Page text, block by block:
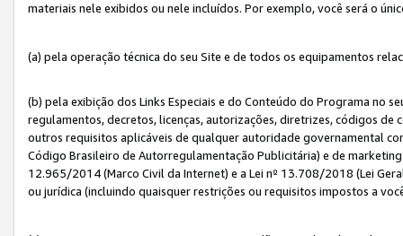
materiais nele exibidos ou nele incluídos. Por exemplo, você será o
(a) pela operação técnica do seu Site e de todos os equipamentos
(b) pela exibição dos Links Especiais e do Conteúdo do Programa no
regulamentos, decretos, licenças, autorizações, diretrizes, códigos
outros requisitos aplicáveis de qualquer autoridade governamental
Código Brasileiro de Autorregulamentação Publicitária) e de
12.965/2014 (Marco Civil da Internet) e a Lei nº 13.708/2018 (Lei
ou jurídica (incluindo quaisquer restrições ou requisitos impostos a